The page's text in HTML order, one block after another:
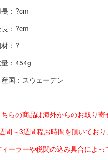
：?cm
：?cm
：?
：454g
国：スウェーデン
らの商品は海外からのお取り
間～3週間程お時間を頂いており
ーラーや税関の込み具合によっ